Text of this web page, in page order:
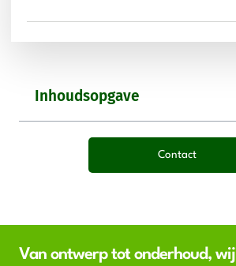
Inhoudsopgave
Contact
Van ontwerp tot onderhoud, wij